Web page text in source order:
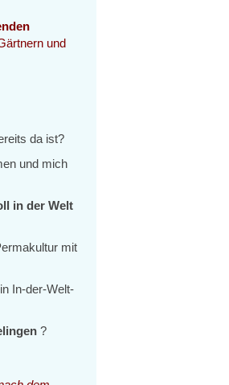
und
da ist?
und mich
in der Welt
mit
In-der-Welt-
?